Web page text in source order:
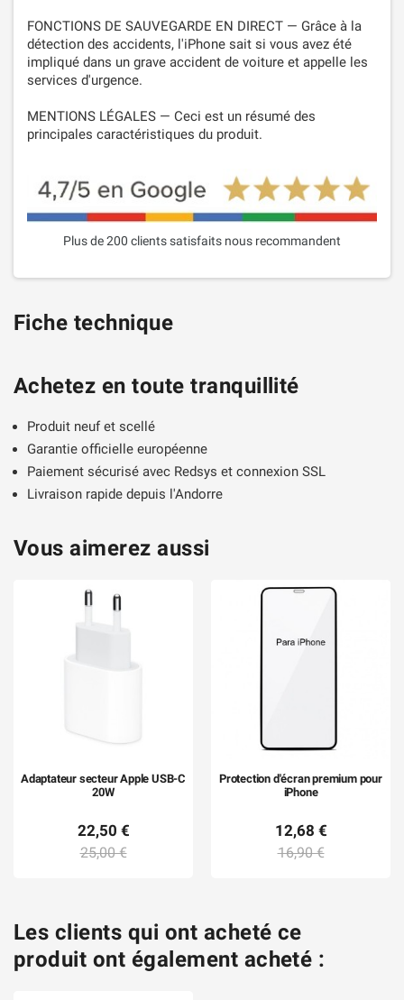
FONCTIONS DE SAUVEGARDE EN DIRECT — Grâce à la
détection des accidents, l'iPhone sait si vous avez été
impliqué dans un grave accident de voiture et appelle les
services d'urgence.
MENTIONS LÉGALES — Ceci est un résumé des
principales caractéristiques du produit.
Plus de 200 clients satisfaits nous recommandent
Fiche technique
Achetez en toute tranquillité
Produit neuf et scellé
Garantie officielle européenne
Paiement sécurisé avec Redsys et connexion SSL
Livraison rapide depuis l'Andorre
Vous aimerez aussi
Adaptateur secteur Apple USB-C
20W
22,50 €
25,00 €
Protection d'écran premium pour
iPhone
12,68 €
16,90 €
Les clients qui ont acheté ce
produit ont également acheté :